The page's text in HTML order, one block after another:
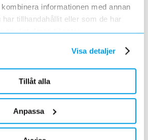
informationen med annan
tillhandahållit eller som de har
använt deras tjänster.
Visa detaljer
Tillåt alla
Anpassa
ut en verktygsväska från
KUNDLAGER
0.2-